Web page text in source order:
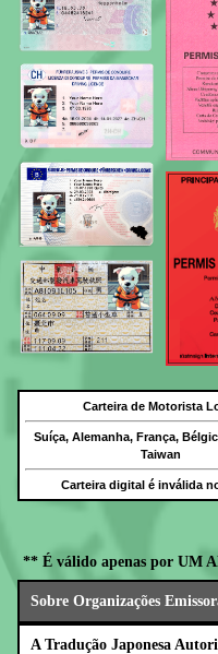
Carteira de Motorista
Suíça, Alemanha, França,
Taiwan
Carteira digital é inválida
** É válido apenas por UM
Sobre Organizações
A Tradução Japonesa